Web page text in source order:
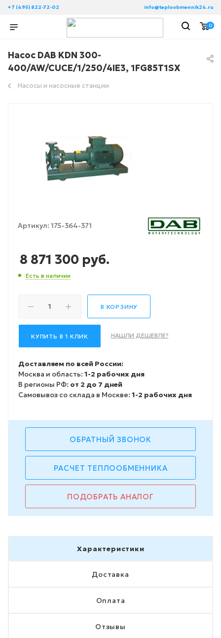
+7 (495) 822-72-02 info@teploobmennik24.ru
0
Насос DAB KDN 300-
400/AW/CUCE/1/250/4IE3, 1FG85T1SX
Насосы и насосные станции
Артикул: 175-364-371
8 871 300 руб.
Есть в наличии
В КОРЗИНУ
КУПИТЬ В 1 КЛИК НАШЛИ ДЕШЕВЛЕ?
Доставляем по всей России:
Москва и область: 1-2 рабочих дня
В регионы РФ: от 2 до 7 дней
Самовывоз со склада в Москве: 1-2 рабочих дня
ОБРАТНЫЙ ЗВОНОК
РАСЧЕТ ТЕПЛООБМЕННИКА
ПОДОБРАТЬ АНАЛОГ
Характеристики
Доставка
Оплата
Отзывы